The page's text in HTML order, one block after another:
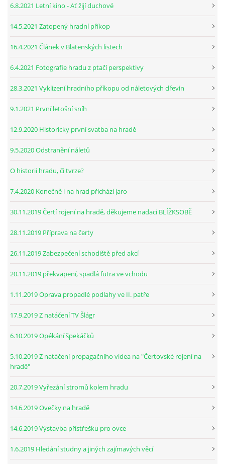
6.8.2021 Letní kino - Ať žijí duchové
14.5.2021 Zatopený hradní příkop
16.4.2021 Článek v Blatenských listech
6.4.2021 Fotografie hradu z ptačí perspektivy
28.3.2021 Vyklizení hradního příkopu od náletových dřevin
9.1.2021 První letošní sníh
12.9.2020 Historicky první svatba na hradě
9.5.2020 Odstranění náletů
O historii hradu, či tvrze?
7.4.2020 Konečně i na hrad přichází jaro
30.11.2019 Čertí rojení na hradě, děkujeme nadaci BLÍŽKSOBĚ
28.11.2019 Příprava na čerty
26.11.2019 Zabezpečení schodiště před akcí
20.11.2019 překvapení, spadlá futra ve vchodu
1.11.2019 Oprava propadlé podlahy ve II. patře
17.9.2019 Z natáčení TV Šlágr
6.10.2019 Opékání špekáčků
5.10.2019 Z natáčení propagačního videa na "Čertovské rojení na
hradě"
20.7.2019 Vyřezání stromů kolem hradu
14.6.2019 Ovečky na hradě
14.6.2019 Výstavba přístřešku pro ovce
1.6.2019 Hledání studny a jiných zajímavých věcí